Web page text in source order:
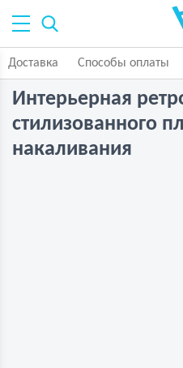
Доставка Способы оплаты
Интерьерная
стилизованного
накаливания